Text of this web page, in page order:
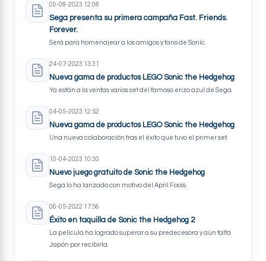
09-08-2023 12:08
Sega presenta su primera campaña Fast. Friends.
Forever.
Será para homenajear a los amigos y fans de Sonic.
24-07-2023 13:31
Nueva gama de productos LEGO Sonic the Hedgehog
Ya están a la ventas varios set del famoso erizo azul de Sega.
04-05-2023 12:52
Nueva gama de productos LEGO Sonic the Hedgehog
Una nueva colaboración tras el éxito que tuvo el primer set.
10-04-2023 10:30
Nuevo juego gratuito de Sonic the Hedgehog
Sega lo ha lanzado con motivo del April Fools.
06-05-2022 17:56
Éxito en taquilla de Sonic the Hedgehog 2
La película ha logrado superar a su predecesora y aún falta
Japón por recibirla.